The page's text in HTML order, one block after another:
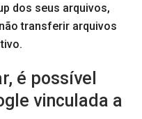
dos seus arquivos,
transferir arquivos
é possível
vinculada a